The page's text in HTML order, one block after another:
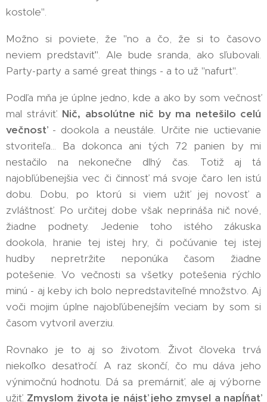
kostole".
Možno si poviete, že "no a čo, že si to časovo
neviem predstaviť". Ale bude sranda, ako sľubovali.
Party-party a samé great things - a to už "nafurt".
Podľa mňa je úplne jedno, kde a ako by som večnosť
mal stráviť. Nič, absolútne nič by ma netešilo celú
večnosť- dookola a neustále. Určite nie uctievanie
stvoriteľa... Ba dokonca ani tých 72 panien by mi
nestačilo na nekonečne dlhý čas. Totiž aj tá
najobľúbenejšia vec či činnosť má svoje čaro len istú
dobu. Dobu, po ktorú si viem užiť jej novosť a
zvláštnosť. Po určitej dobe však neprináša nič nové,
žiadne podnety. Jedenie toho istého zákuska
dookola, hranie tej istej hry, či počúvanie tej istej
hudby nepretržite neponúka časom žiadne
potešenie. Vo večnosti sa všetky potešenia rýchlo
minú - aj keby ich bolo nepredstaviteľné množstvo. Aj
voči mojim úplne najobľúbenejším veciam by som si
časom vytvoril averziu.
Rovnako je to aj so životom. Život človeka trvá
niekoľko desaťročí. A raz skončí, čo mu dáva jeho
výnimočnú hodnotu. Dá sa premárniť, ale aj výborne
užiť. Zmyslom života je nájsť jeho zmysel a napĺňať